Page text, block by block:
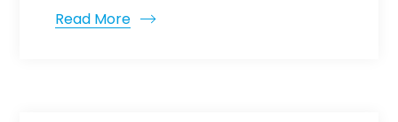
Read More